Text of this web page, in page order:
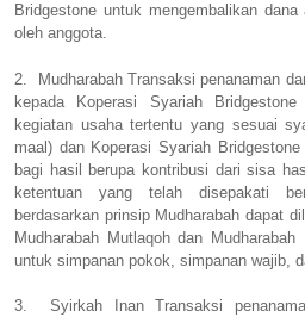
Bridgestone untuk mengembalikan
oleh anggota.
2.
Mudharabah Transaksi penanaman
kepada Koperasi Syariah
kegiatan usaha tertentu yang sesuai
maal) dan Koperasi Syariah
bagi hasil berupa kontribusi dari sisa
ketentuan yang telah disepakati
berdasarkan prinsip Mudharabah dapat
Mudharabah Mutlaqoh dan
untuk simpanan pokok, simpanan wajib,
3.
Syirkah Inan Transaksi